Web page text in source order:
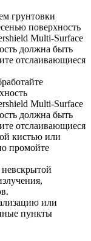
грунтовки
поверхность
Multi-Surface
должна быть
отслаивающиеся
Multi-Surface
должна быть
отслаивающиеся
кистью или
промойте
или
пункты